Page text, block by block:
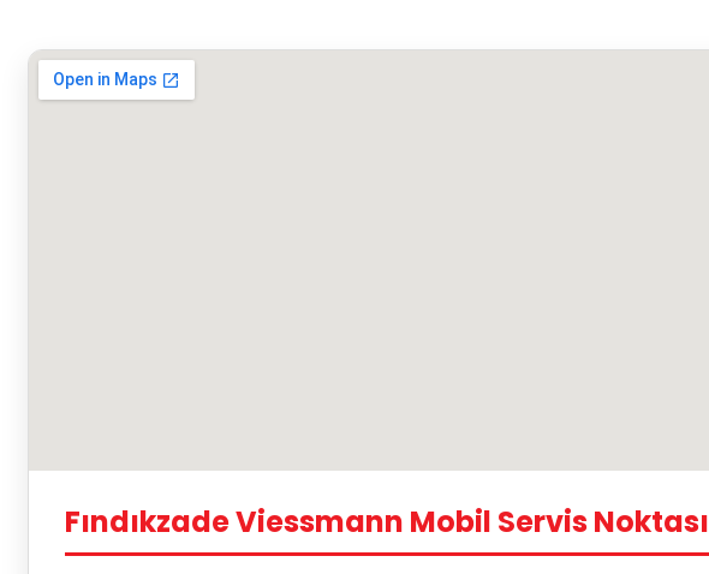
Fındıkzade Viessmann Mobil Servis Noktası